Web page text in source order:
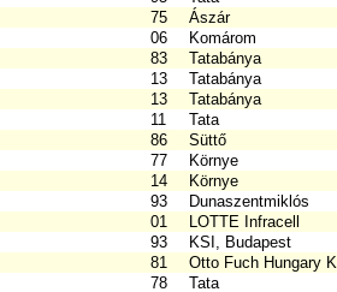
75
Ászár
06
Komárom
83
Tatabánya
13
Tatabánya
13
Tatabánya
11
Tata
86
Süttő
77
Környe
14
Környe
93
Dunaszentmiklós
01
LOTTE Infracell
93
KSI, Budapest
81
Otto Fuch Hungary
78
Tata